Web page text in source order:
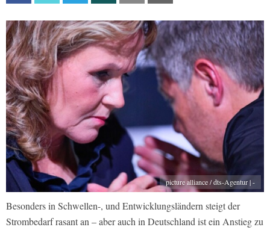
picture alliance / dts-Agentur | -
Besonders in Schwellen-, und Entwicklungsländern steigt der
Strombedarf rasant an – aber auch in Deutschland ist ein Anstieg zu